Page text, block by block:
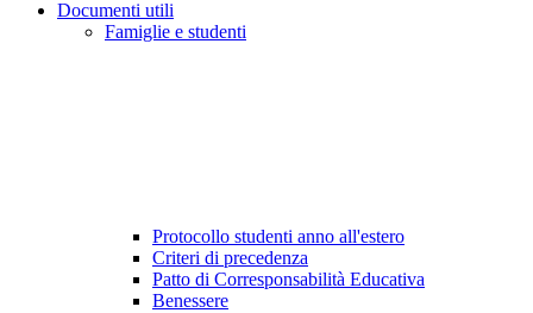
Documenti utili
Famiglie e studenti
Protocollo studenti anno all'estero
Criteri di precedenza
Patto di Corresponsabilità Educativa
Benessere